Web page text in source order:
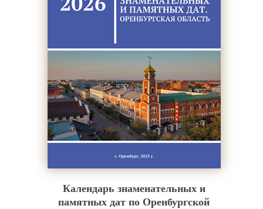
Календарь знаменательных и
памятных дат по Оренбургской